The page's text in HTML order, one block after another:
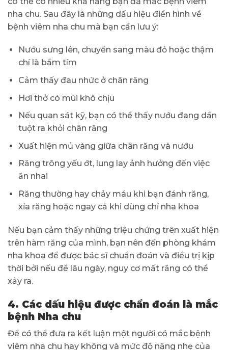
nha chu. Sau đây là những dấu hiệu điển hình về
bệnh viêm nha chu mà bạn cần lưu ý:
Nướu sưng lên, chuyển sang màu đỏ hoặc thậm
chí là bầm tím
Cảm thấy đau nhức ở chân răng
Hơi thở có mùi khó chịu
Nếu quan sát kỹ, bạn có thể thấy nướu đang dần
tuột ra khỏi chân răng
Xuất hiện mủ vàng giữa chân răng và nướu
Răng trông yếu ớt, lung lay ảnh hưởng đến việc
ăn nhai
Răng thường hay chảy máu khi bạn đánh răng,
xỉa răng hoặc ngay cả khi dùng chỉ nha khoa
Nếu bạn cảm thấy những triệu chứng trên xuất hiện
trên hàm răng của mình, bạn nên đến phòng khám
nha khoa để được bác sĩ chuẩn đoán và điều trị kịp
thời bởi nếu để lâu ngày, nguy cơ mất răng có thể
xảy ra.
4. Các dấu hiệu được chẩn đoán là mắc
bệnh Nha chu
Để có thể đưa ra kết luận một người có mắc bệnh
viêm nha chu hay không và mức độ nặng nhẹ của